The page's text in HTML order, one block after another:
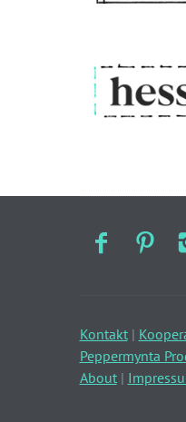
Kontakt|
Peppermynta
About|